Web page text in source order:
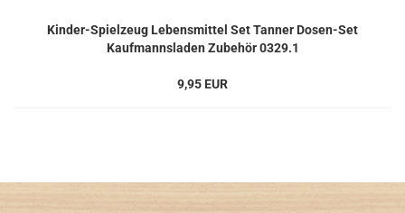
Kinder-Spielzeug Lebensmittel Set Tanner Dosen-Set
Kaufmannsladen Zubehör 0329.1
9,95 EUR